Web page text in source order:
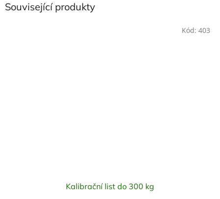
Související produkty
Kalibrační list do 300 kg
Kód: 403